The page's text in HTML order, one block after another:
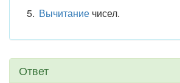
Вычитаниечисел.
Ответ